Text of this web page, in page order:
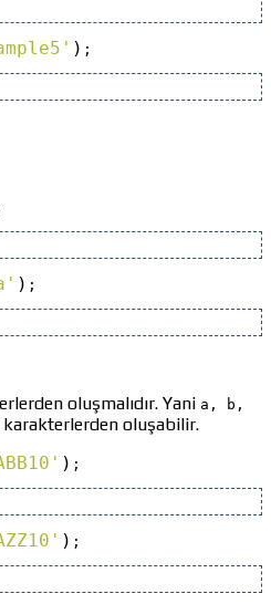
) ;
) ;
oluşmalıdır. Yani a, b,
karakterlerden oluşabilir.
) ;
) ;